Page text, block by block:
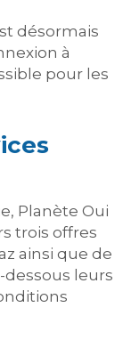
désormais
à
pour les
Planète Oui
trois offres
ainsi que de
dessous leurs